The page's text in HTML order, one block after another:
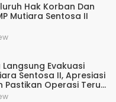
Hak Korban Dan
Mutiara Sentosa II
Evakuasi
Sentosa II, Apresiasi
Pastikan Operasi Terus